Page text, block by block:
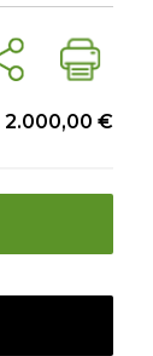
2.000,00 €